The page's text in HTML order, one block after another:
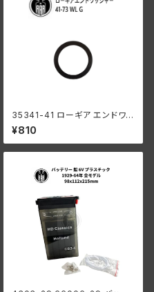
35341-41 ローギア エンドワッ
シャー1個
¥810